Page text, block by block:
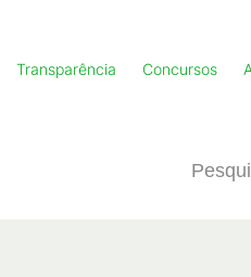
Transparência Concursos